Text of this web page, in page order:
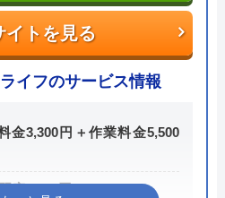
トバスと洗面台のリフォ
た。見積りに来られた社
工事をして下さった方、
イトを見る
イフのサービス情報
金3,300円＋作業料金5,500
定3,000円OFF